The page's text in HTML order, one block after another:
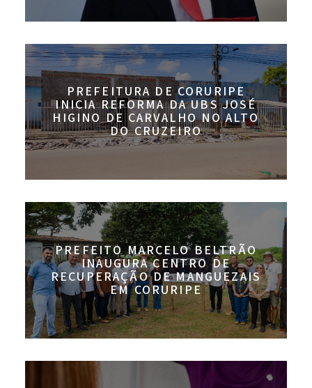
PREFEITURA DE CORURIPE
INICIA REFORMA DA UBS JOSÉ
HIGINO DE CARVALHO NO ALTO
DO CRUZEIRO
PREFEITO MARCELO BELTRÃO
INAUGURA CENTRO DE
RECUPERAÇÃO DE MANGUEZAIS
EM CORURIPE